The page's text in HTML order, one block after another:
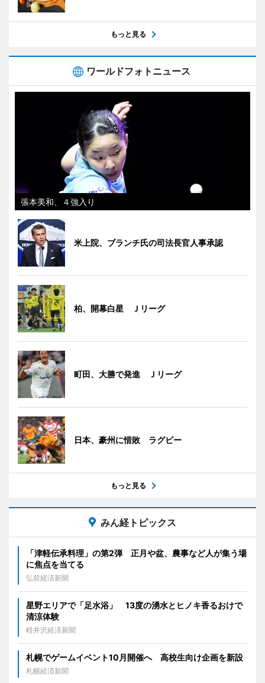
もっと見る
ワールドフォトニュース
張本美和、４強入り
米上院、ブランチ氏の司法長官人事承認
柏、開幕白星 Ｊリーグ
町田、大勝で発進 Ｊリーグ
日本、豪州に惜敗 ラグビー
もっと見る
みん経トピックス
「津軽伝承料理」の第2弾 正月や盆、農事など人が集う場
に焦点を当てる
弘前経済新聞
星野エリアで「足水浴」 13度の湧水とヒノキ香るおけで
清涼体験
軽井沢経済新聞
札幌でゲームイベント10月開催へ 高校生向け企画を新設
札幌経済新聞